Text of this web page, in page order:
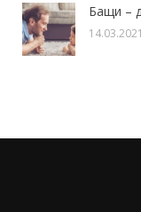
Бащи –
14.03.2021